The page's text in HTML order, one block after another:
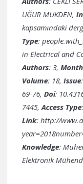
UĞUR MUKDEN,
kapsamındaki
Type:
in Electrical and
Authors: 3, Month
Volume: 18, Issue
69-76, Doi:
7445, Access Type
Link: http://
Knowledge:
Elektronik